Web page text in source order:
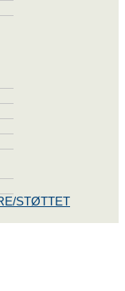
STØTTET